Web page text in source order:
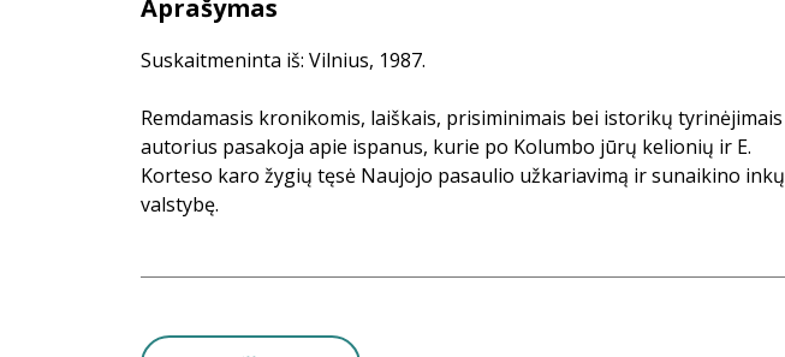
Aprašymas
Suskaitmeninta iš: Vilnius, 1987.
Remdamasis kronikomis, laiškais, prisiminimais bei istorikų tyrinėjimais
autorius pasakoja apie ispanus, kurie po Kolumbo jūrų kelionių ir E.
Korteso karo žygių tęsė Naujojo pasaulio užkariavimą ir sunaikino inkų
valstybę.